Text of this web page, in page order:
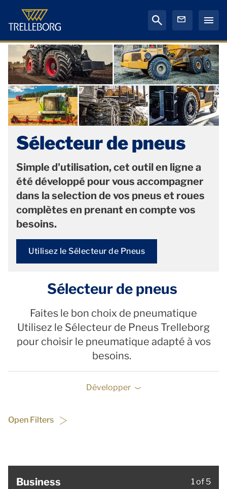
Sélecteur de pneus
Simple d'utilisation, cet outil en ligne a
été développé pour vous accompagner
dans la selection de vos pneus et roues
complètes en prenant en compte vos
besoins.
Utilisez le Sélecteur de Pneus
Sélecteur de pneus
Faites le bon choix de pneumatique
Utilisez le Sélecteur de Pneus Trelleborg
pour choisir le pneumatique adapté à vos
besoins.
Développer
Open Filters
Business 1 of 5